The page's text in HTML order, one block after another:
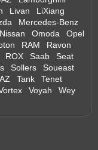
Livan
LiXiang
Mercedes-Benz
Nissan Omoda
Opel
RAM
Ravon
ROX Saab
Seat
Sollers
Soueast
Tank
Tenet
Voyah
Wey